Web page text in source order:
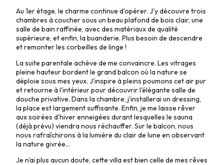
Au 1er étage, le charme continue d'opérer. J'y découvre trois
chambres à coucher sous un beau plafond de bois clair, une
salle de bain raffinée, avec des matériaux de qualité
supérieure, et enfin, la buanderie. Plus besoin de descendre
et remonter les corbeilles de linge !
La suite parentale achève de me convaincre. Les vitrages
pleine hauteur bordent le grand balcon où la nature se
déploie sous mes yeux. J'inspire à pleins poumons cet air pur
et retourne à l'intérieur pour découvrir l'élégante salle de
douche privative. Dans la chambre, j'installerai un dressing,
la place est largement suffisante. Enfin, je me laisse rêver
aux soirées d'hiver enneigées durant lesquelles le sauna
(déjà prévu) viendra nous réchauffer. Sur le balcon, nous
nous rafraîchirons à la lumière du clair de lune en observant
la nature givrée...
Je n'ai plus aucun doute, cette villa est bien celle de mes rêves